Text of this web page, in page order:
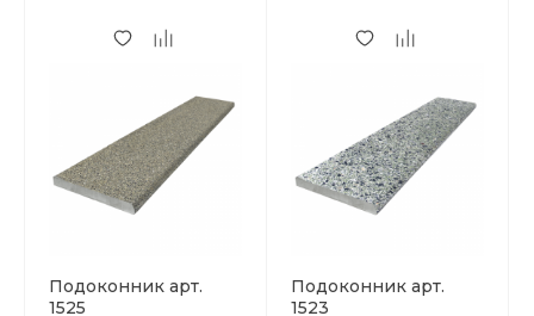
Подоконник арт.
1525
Подоконник арт.
1523